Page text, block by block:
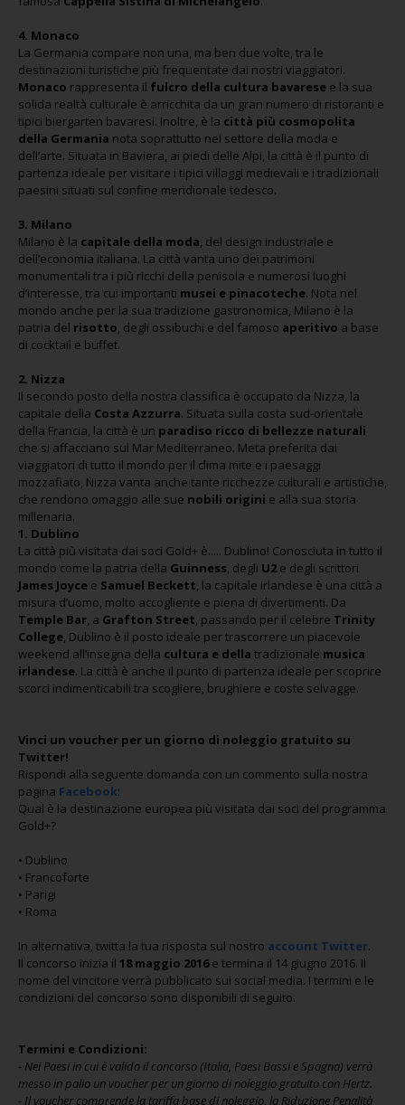
4. Monaco
La Germania compare non una, ma ben due volte, tra le
destinazioni turistiche più frequentate dai nostri viaggiatori.
Monaco rappresenta il fulcro della cultura bavarese e la sua
solida realtà culturale è arricchita da un gran numero di ristoranti e
tipici biergarten bavaresi. Inoltre, è la città più cosmopolita
della Germania nota soprattutto nel settore della moda e
dell’arte. Situata in Baviera, ai piedi delle Alpi, la città è il punto di
partenza ideale per visitare i tipici villaggi medievali e i tradizionali
paesini situati sul confine meridionale tedesco.
3. Milano
Milano è la capitale della moda, del design industriale e
dell’economia italiana. La città vanta uno dei patrimoni
monumentali tra i più ricchi della penisola e numerosi luoghi
d’interesse, tra cui importanti musei e pinacoteche. Nota nel
mondo anche per la sua tradizione gastronomica, Milano è la
patria del risotto, degli ossibuchi e del famoso aperitivo a base
di cocktail e buffet.
2. Nizza
Il secondo posto della nostra classifica è occupato da Nizza, la
capitale della Costa Azzurra. Situata sulla costa sud-orientale
della Francia, la città è un paradiso ricco di bellezze naturali
che si affacciano sul Mar Mediterraneo. Meta preferita dai
viaggiatori di tutto il mondo per il clima mite e i paesaggi
mozzafiato, Nizza vanta anche tante ricchezze culturali e artistiche,
che rendono omaggio alle sue nobili origini e alla sua storia
millenaria.
1. Dublino
La città più visitata dai soci Gold+ è..... Dublino! Conosciuta in tutto il
mondo come la patria della Guinness, degli U2e degli scrittori
James Joyce e Samuel Beckett, la capitale irlandese è una città a
misura d’uomo, molto accogliente e piena di divertimenti. Da
Temple Bar, a Grafton Street, passando per il celebre Trinity
College, Dublino è il posto ideale per trascorrere un piacevole
weekend all’insegna della cultura e della tradizionale musica
irlandese. La città è anche il punto di partenza ideale per scoprire
scorci indimenticabili tra scogliere, brughiere e coste selvagge.
Vinci un voucher per un giorno di noleggio gratuito su
Twitter!
Rispondi alla seguente domanda con un commento sulla nostra
pagina Facebook:
Qual è la destinazione europea più visitata dai soci del programma
Gold+?
• Dublino
• Francoforte
• Parigi
• Roma
In alternativa, twitta la tua risposta sul nostro account Twitter.
Il concorso inizia il 18 maggio 2016e termina il 14 giugno 2016. Il
nome del vincitore verrà pubblicato sui social media. I termini e le
condizioni del concorso sono disponibili di seguito.
Termini e Condizioni:
- Nei Paesi in cui è valido il concorso (Italia, Paesi Bassi e Spagna) verrà
messo in palio un voucher per un giorno di noleggio gratuito con Hertz.
- Il voucher comprende la tariffa base di noleggio, la Riduzione Penalità